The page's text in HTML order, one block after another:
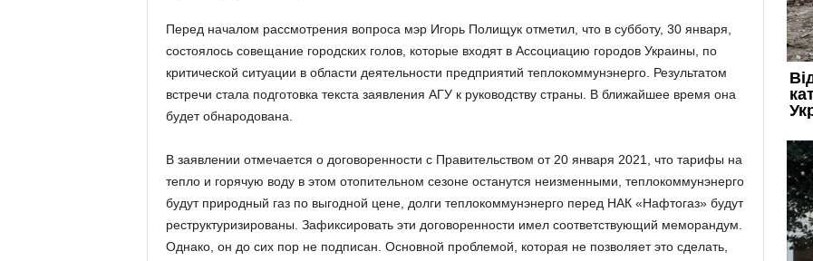
Перед началом рассмотрения вопроса мэр Игорь Полищук отметил, что в субботу, 30 января,
состоялось совещание городских голов, которые входят в Ассоциацию городов Украины, по
критической ситуации в области деятельности предприятий теплокоммунэнерго. Результатом
встречи стала подготовка текста заявления АГУ к руководству страны. В ближайшее время она
будет обнародована.
В заявлении отмечается о договоренности с Правительством от 20 января 2021, что тарифы на
тепло и горячую воду в этом отопительном сезоне останутся неизменными, теплокоммунэнерго
будут природный газ по выгодной цене, долги теплокоммунэнерго перед НАК «Нафтогаз» будут
реструктуризированы. Зафиксировать эти договоренности имел соответствующий меморандум.
Однако, он до сих пор не подписан. Основной проблемой, которая не позволяет это сделать,